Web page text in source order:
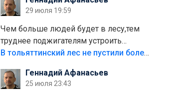
плитки не хватило,т.к.осенью и зимой
лежала в парке и испортилась.Да
еще,видимо,часть украли.
29 июля 19:59
Чем больше людей будет в лесу,тем
труднее поджигателям устроить
пожар.Тех кто разводит костры,тех
полно стоит,почему водители всё
равно едут в лес? Штрафы мизерные.
В тольяттинский лес не пустили более тысячи автомобилей
Геннадий Афанасьев
25 июля 23:43